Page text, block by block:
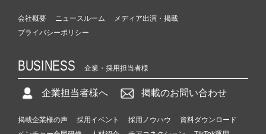
会社概要 ニュースルーム
メディア出演・掲載
プライバシーポリシー
BUSINESS 企業・採用担当者様
企業担当者様へ 掲載のお問い合わせ
掲載企業様の声 採用イベント 採用ノウハウ
資料ダウンロード